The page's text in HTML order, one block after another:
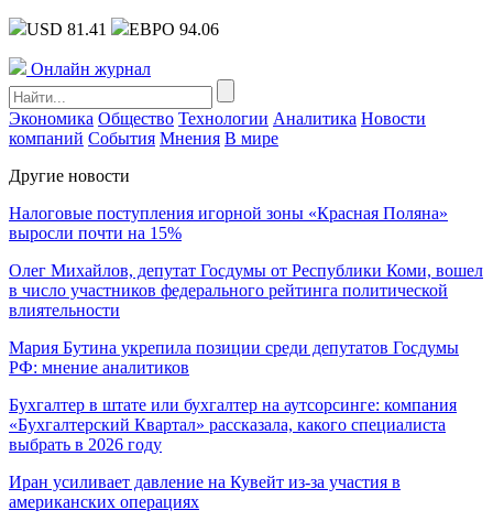
USD 81.41 ЕВРО 94.06
Онлайн журнал
Экономика Общество Технологии Аналитика Новости
компаний События Мнения В мире
Другие новости
Налоговые поступления игорной зоны «Красная Поляна»
выросли почти на 15%
Олег Михайлов, депутат Госдумы от Республики Коми, вошел
в число участников федерального рейтинга политической
влиятельности
Мария Бутина укрепила позиции среди депутатов Госдумы
РФ: мнение аналитиков
Бухгалтер в штате или бухгалтер на аутсорсинге: компания
«Бухгалтерский Квартал» рассказала, какого специалиста
выбрать в 2026 году
Иран усиливает давление на Кувейт из-за участия в
американских операциях